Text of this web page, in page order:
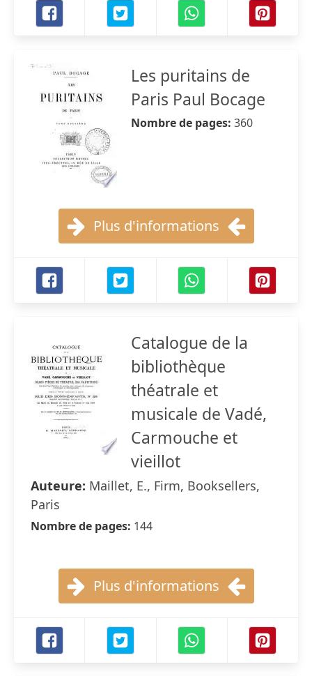
Les puritains de
Paris Paul Bocage
Nombre de pages: 360
Plus d'informations
Catalogue de la
bibliothèque
théatrale et
musicale de Vadé,
Carmouche et
vieillot
Auteure: Maillet, E., Firm, Booksellers,
Paris
Nombre de pages: 144
Plus d'informations